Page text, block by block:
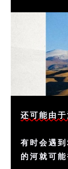
还可能由
有时会遇
的河就可